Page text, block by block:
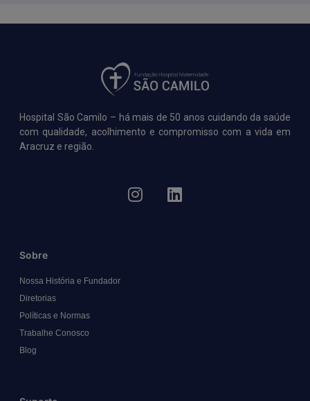
Hospital São Camilo – há mais de 50 anos cuidando da saúde
com qualidade, acolhimento e compromisso com a vida em
Aracruz e região.
Sobre
Nossa História e Fundador
Diretorias
Políticas e Normas
Trabalhe Conosco
Blog